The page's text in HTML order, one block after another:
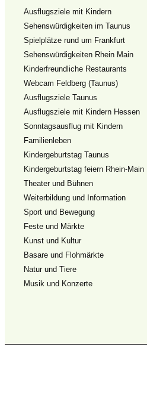
Ausflugsziele mit Kindern
Sehenswürdigkeiten im Taunus
Spielplätze rund um Frankfurt
Sehenswürdigkeiten Rhein Main
Kinderfreundliche Restaurants
Webcam Feldberg (Taunus)
Ausflugsziele Taunus
Ausflugsziele mit Kindern Hessen
Sonntagsausflug mit Kindern
Familienleben
Kindergeburtstag Taunus
Kindergeburtstag feiern Rhein-Main
Theater und Bühnen
Weiterbildung und Information
Sport und Bewegung
Feste und Märkte
Kunst und Kultur
Basare und Flohmärkte
Natur und Tiere
Musik und Konzerte